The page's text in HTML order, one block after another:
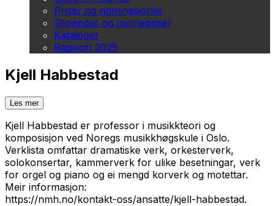
Priser og nominasjoner
Stipender og minnepriser
Kataloger
Rapport 2025
Kjell Habbestad
Les mer
Kjell Habbestad er professor i musikkteori og
komposisjon ved Noregs musikkhøgskule i Oslo.
Verklista omfattar dramatiske verk, orkesterverk,
solokonsertar, kammerverk for ulike besetningar, verk
for orgel og piano og ei mengd korverk og motettar.
Meir informasjon:
https://nmh.no/kontakt-oss/ansatte/kjell-habbestad.